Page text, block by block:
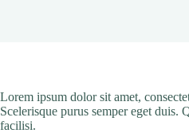
Lorem ipsum dolor sit amet,
Scelerisque purus semper eget duis.
facilisi.